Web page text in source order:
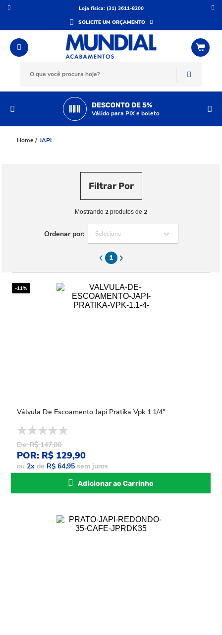
Loja física: (31) 3611-8200
SOLICITE UM ORÇAMENTO
DESCONTO DE 5%
Válido para PIX e boleto
JAPI
Filtrar Por
Mostrando 2 produtos de 2
1
Ordenar por: Selecione
-11%
Válvula De Escoamento Japi Pratika Vpk 1.1/4"
De: R$ 147,00
POR: R$ 129,90
ou2x de R$ 64,95 sem juros
Adicionar ao Carrinho